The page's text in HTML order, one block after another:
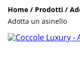
Home / Prodotti /
Adotta un asinello